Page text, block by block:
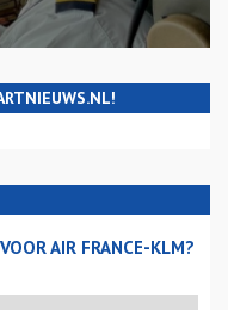
AIR FRANCE-KLM?